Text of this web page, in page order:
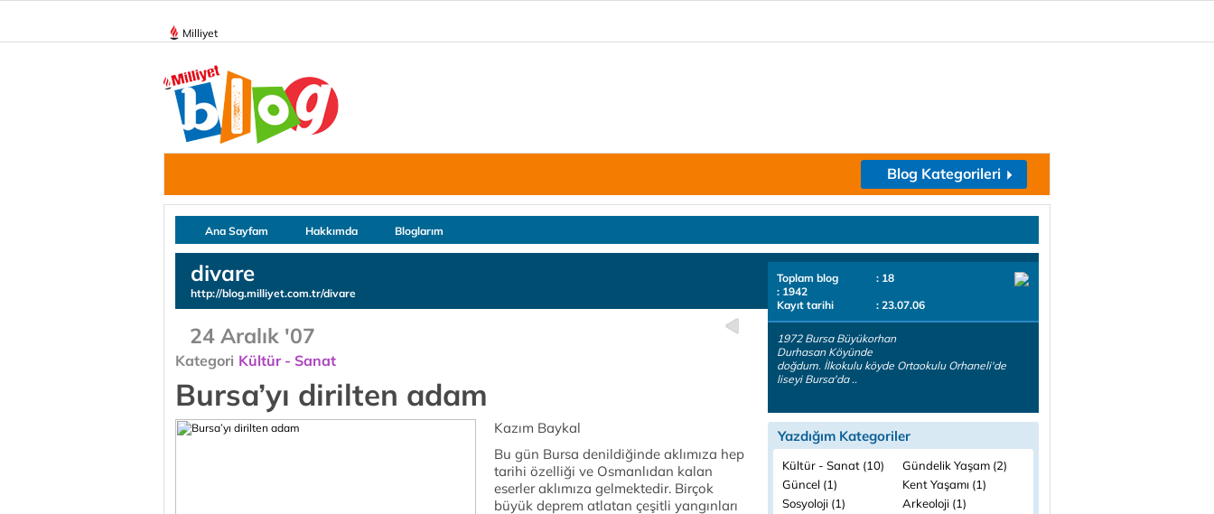
Milliyet
Blog Kategorileri
Ana Sayfam Hakkımda Bloglarım
divare
http://blog.milliyet.com.tr/divare
24 Aralık '07
Kategori Kültür - Sanat
Bursa’yı dirilten adam
Kazım Baykal
Bu gün Bursa denildiğinde aklımıza hep
tarihi özelliği ve Osmanlıdan kalan
eserler aklımıza gelmektedir. Birçok
büyük deprem atlatan çeşitli yangınları
Toplam blog
: 18
: 1942
Kayıt tarihi
: 23.07.06
1972 Bursa Büyükorhan
Durhasan Köyünde
doğdum. İlkokulu köyde Ortaokulu Orhaneli'de
liseyi Bursa'da ..
Yazdığım Kategoriler
Kültür - Sanat (10)
Gündelik Yaşam (2)
Güncel (1)
Kent Yaşamı (1)
Sosyoloji (1)
Arkeoloji (1)